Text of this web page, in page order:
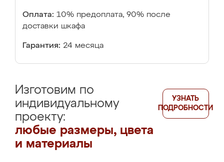
Оплата: 10% предоплата, 90% после
доставки шкафа
Гарантия: 24 месяца
Изготовим по
индивидуальному
проекту:
любые размеры, цвета
и материалы
УЗНАТЬ
ПОДРОБНОСТИ